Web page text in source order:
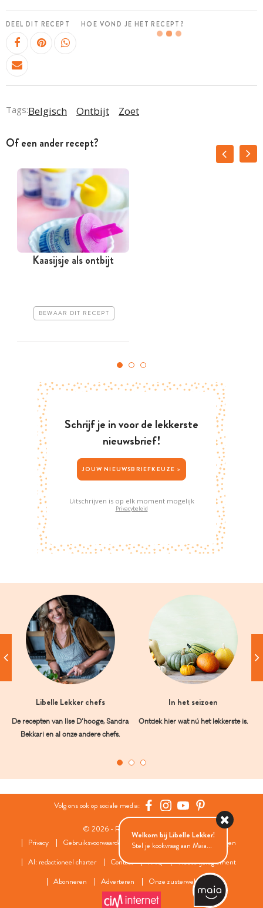
DEEL DIT RECEPT HOE VOND JE HET RECEPT?
Tags:Belgisch Ontbijt Zoet
Of een ander recept?
Kaasijsje als ontbijt
BEWAAR DIT RECEPT
Schrijf je in voor de lekkerste
nieuwsbrief!
JOUW NIEUWSBRIEFKEUZE >
Uitschrijven is op elk moment mogelijk
Privacybeleid
Libelle Lekker chefs
De recepten van Ilse D’hooge, Sandra
Bekkari en al onze andere chefs.
In het seizoen
Ontdek hier wat nú het lekkerste is.
Volg ons ook op sociale media:
© 2026 - Roularta Media Group
Privacy
Gebruiksvoorwaarden Cookies
Cookies instellingen
AI: redactioneel charter
Contact FAQ
Wedstrijdreglement
Abonneren
Adverteren Onze zusterwebsites
Welkom bij Libelle Lekker!
Stel je kookvraag aan Maia...